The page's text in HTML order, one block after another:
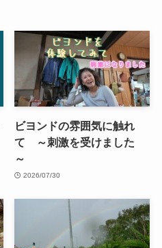
ビヨンドの雰囲気に触れ
て ～刺激を受けました
～
2026/07/30